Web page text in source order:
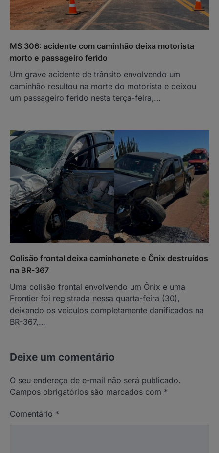
MS 306: acidente com caminhão deixa motorista
morto e passageiro ferido
Um grave acidente de trânsito envolvendo um
caminhão resultou na morte do motorista e deixou
um passageiro ferido nesta terça-feira,…
Colisão frontal deixa caminhonete e Ônix destruídos
na BR-367
Uma colisão frontal envolvendo um Ônix e uma
Frontier foi registrada nessa quarta-feira (30),
deixando os veículos completamente danificados na
BR-367,…
Deixe um comentário
O seu endereço de e-mail não será publicado.
Campos obrigatórios são marcados com *
Comentário *